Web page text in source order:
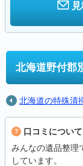
北海道野付郡
北海道の特殊清
口コミについて
みんなの遺品整理
しています。